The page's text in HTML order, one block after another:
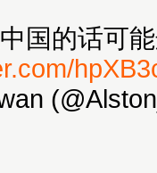
国的话可